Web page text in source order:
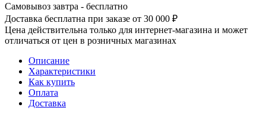
Самовывоз завтра - бесплатно
Доставка бесплатна при заказе от 30 000 ₽
Цена действительна только для интернет-магазина и может
отличаться от цен в розничных магазинах
Описание
Характеристики
Как купить
Оплата
Доставка